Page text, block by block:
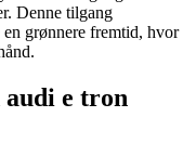
Denne tilgang
en grønnere fremtid, hvor
audi e tron